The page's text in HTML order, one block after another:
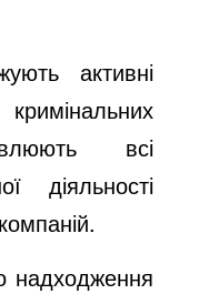
активні
всі
діяльності
надходження